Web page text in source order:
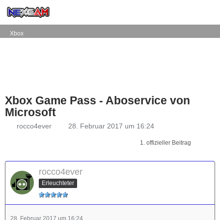
Xbox
Xbox Game Pass - Aboservice von
Microsoft
rocco4ever 28. Februar 2017 um 16:24
1. offizieller Beitrag
rocco4ever
Erleuchteter
28. Februar 2017 um 16:24